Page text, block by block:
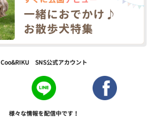
Coo&RIKU SNS公式アカウント
様々な情報を配信中です！